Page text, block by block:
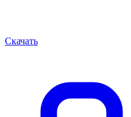
Скачать